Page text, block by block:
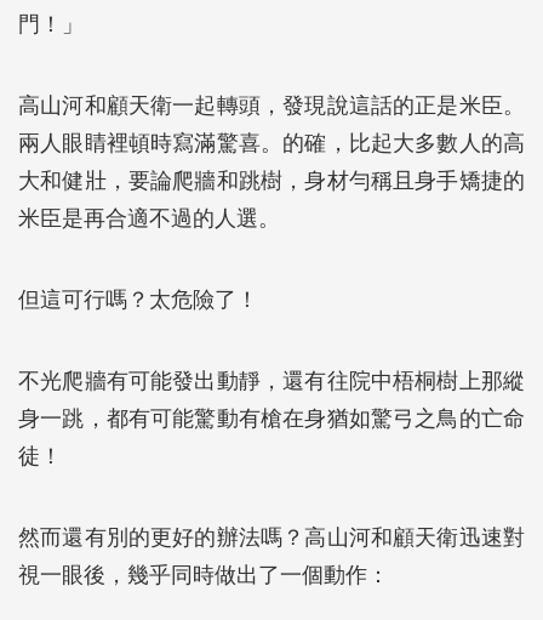
門！」
高山河和顧天衛一起轉頭，發現說這話的正是米臣。
兩人眼睛裡頓時寫滿驚喜。的確，比起大多數人的高
大和健壯，要論爬牆和跳樹，身材勻稱且身手矯捷的
米臣是再合適不過的人選。
但這可行嗎？太危險了！
不光爬牆有可能發出動靜，還有往院中梧桐樹上那縱
身一跳，都有可能驚動有槍在身猶如驚弓之鳥的亡命
徒！
然而還有別的更好的辦法嗎？高山河和顧天衛迅速對
視一眼後，幾乎同時做出了一個動作：